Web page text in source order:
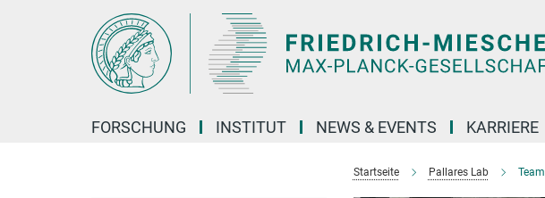
FORSCHUNG INSTITUT NEWS & EVENTS KARRIERE
Startseite Pallares Lab Team